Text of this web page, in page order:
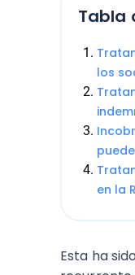
Tabla
los
en la
Esta ha